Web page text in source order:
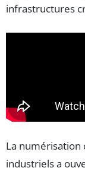
infrastructures
La
industriels a